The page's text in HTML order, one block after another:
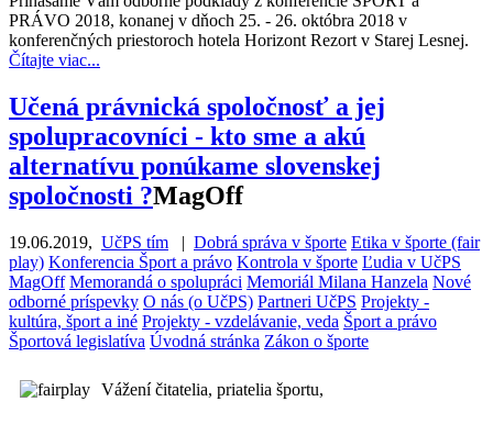
PRÁVO 2018, konanej v dňoch 25. - 26. októbra 2018 v
konferenčných priestoroch hotela Horizont Rezort v Starej Lesnej.
Čítajte viac...
Učená právnická spoločnosť a jej
spolupracovníci - kto sme a akú
alternatívu ponúkame slovenskej
spoločnosti ?MagOff
19.06.2019, UčPS tím | Dobrá správa v športe Etika v športe (fair
play) Konferencia Šport a právo Kontrola v športe Ľudia v UčPS
MagOff Memorandá o spolupráci Memoriál Milana Hanzela Nové
odborné príspevky O nás (o UčPS) Partneri UčPS Projekty -
kultúra, šport a iné Projekty - vzdelávanie, veda Šport a právo
Športová legislatíva Úvodná stránka Zákon o športe
Vážení čitatelia, priatelia športu,